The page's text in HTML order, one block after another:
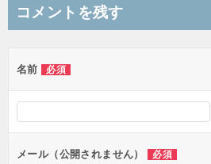
コメントを残す
名前 必須
メール（公開されません） 必須